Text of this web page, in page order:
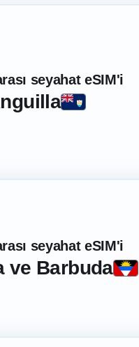
seyahat eSIM'i
seyahat eSIM'i
ve Barbuda